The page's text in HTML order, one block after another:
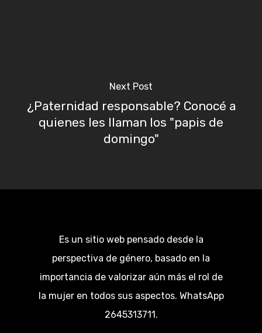
Next Post
¿Paternidad responsable? Conocé a
quienes les llaman los "papis de
domingo"
Es un sitio web pensado desde la
perspectiva de género, basado en la
importancia de valorizar aún más el rol de
la mujer en todos sus aspectos. WhatsApp
2645313711.